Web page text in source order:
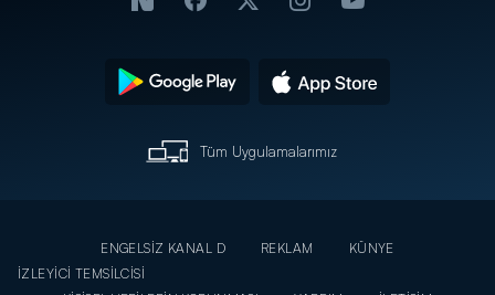
Tüm Uygulamalarımız
ENGELSİZ KANAL D REKLAM
KÜNYE
İZLEYİCİ TEMSİLCİSİ